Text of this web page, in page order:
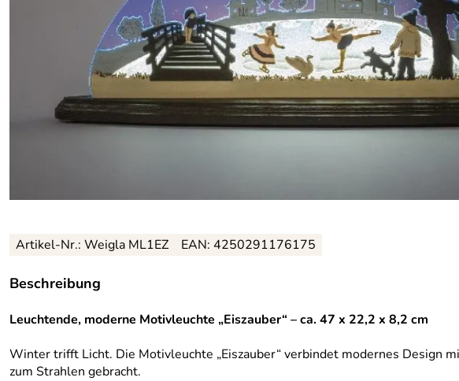
Artikel-Nr.: Weigla ML1EZ EAN: 4250291176175
Beschreibung
Leuchtende, moderne Motivleuchte „Eiszauber“ – ca. 47 x 22,2 x 8,2 cm
Winter trifft Licht. Die Motivleuchte „Eiszauber“ verbindet modernes Design
zum Strahlen gebracht.